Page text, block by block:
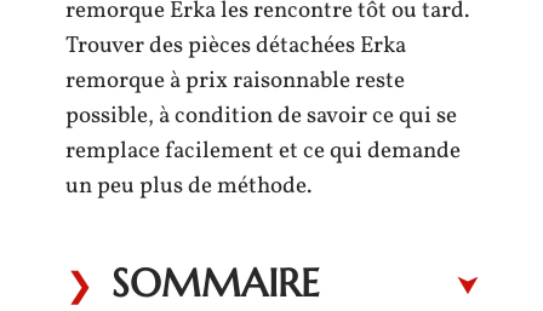
remorque Erka les rencontre tôt ou tard.
Trouver des pièces détachées Erka
remorque à prix raisonnable reste
possible, à condition de savoir ce qui se
remplace facilement et ce qui demande
un peu plus de méthode.
SOMMAIRE